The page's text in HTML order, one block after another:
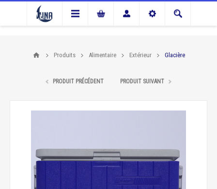
Produits Alimentaire Extérieur Glacière
PRODUIT PRÉCÉDENT PRODUIT SUIVANT